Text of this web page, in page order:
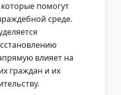
помогут
среде.
влияет на
граждан и их